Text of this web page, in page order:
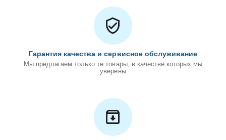
Гарантия качества и сервисное обслуживание
Мы предлагаем только те товары, в качестве которых мы
уверены